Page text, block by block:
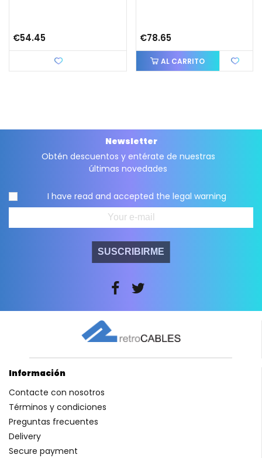
€54.45 €78.65
AL CARRITO
Newsletter
Obtén descuentos y entérate de nuestras
últimas novedades
I have read and accepted the legal warning
SUSCRIBIRME
Información
Contacte con nosotros
Términos y condiciones
Preguntas frecuentes
Delivery
Secure payment